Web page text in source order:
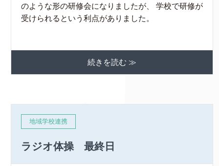
のような形の研修会になりましたが、 学校で研修が
受けられるという利点がありました。
続きを読む ≫
地域学校連携
ラジオ体操 最終日